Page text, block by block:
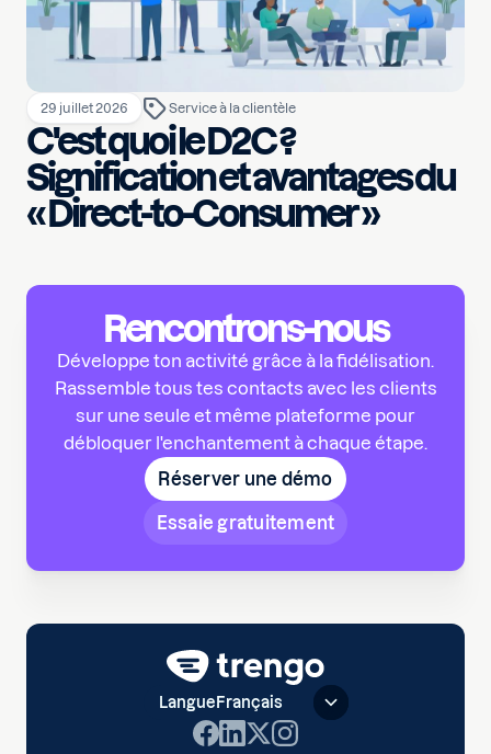
29 juillet 2026 Service à la clientèle
C'est quoi le D2C ?
Signification et avantages du
« Direct-to-Consumer »
Rencontrons-nous
Développe ton activité grâce à la fidélisation.
Rassemble tous tes contacts avec les clients
sur une seule et même plateforme pour
débloquer l'enchantement à chaque étape.
Réserver une démo
Essaie gratuitement
Langue Français